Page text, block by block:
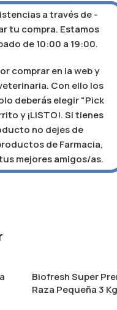
a través de -
tu compra. Estamos
de 10:00 a 19:00.
comprar en la web y
Con ello los
deberás elegir "Pick
y ¡LISTO!. Si tienes
no dejes de
de Farmacia,
mejores amigos/as.
Biofresh Super
Raza Pequeña 3 Kg